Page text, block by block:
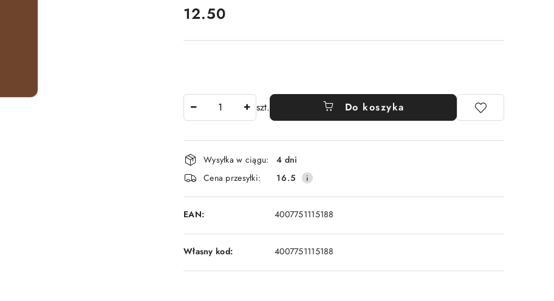
cena:
12.50
szt. Do koszyka
Dostępność
i
dostawa
Wysyłka w ciągu:
4 dni
Cena przesyłki:
16.5
EAN: 4007751115188
Własny kod: 4007751115188